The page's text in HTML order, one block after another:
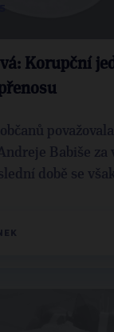
Korupční
Babiše za
době se